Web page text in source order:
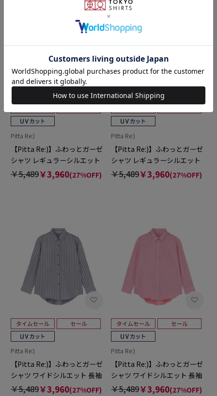
Pitta Re:)
【Pitta Re:)】ふわっとガーゼ
シャツ レギュラーシルエット
長袖 綿100% レディース カジ
￥5,489￥3,960(27%OFF)
Pitta Re:)
【Pitta Re:)】ふわっとガーゼ
シャツ レギュラーシルエット
長袖 綿100% レディース カジ
￥5,489￥3,960(27%OFF)
Pitta Re:)
【Pitta Re:)】ふわっとガーゼ
シャツ ワイドシルエット 長袖
綿100% レディース カジュアル
￥5,489￥3,960(27%OFF)
Pitta Re:)
【Pitta Re:)】ふわっとガーゼ
シャツ ワイドシルエット 長袖
綿100% レディース カジュアル
￥5,489￥3,960(27%OFF)